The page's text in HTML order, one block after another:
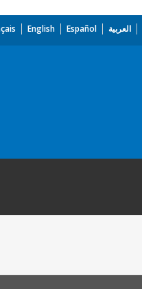
English Español العربية